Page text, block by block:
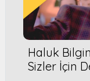
Haluk
Sizler İçin